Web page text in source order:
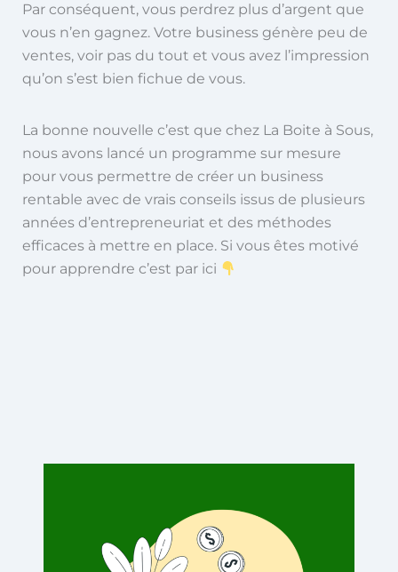
Par conséquent, vous perdrez plus d’argent que
vous n’en gagnez. Votre business génère peu de
ventes, voir pas du tout et vous avez l’impression
qu’on s’est bien fichue de vous.
La bonne nouvelle c’est que chez La Boite à Sous,
nous avons lancé un programme sur mesure
pour vous permettre de créer un business
rentable avec de vrais conseils issus de plusieurs
années d’entrepreneuriat et des méthodes
efficaces à mettre en place. Si vous êtes motivé
pour apprendre c’est par ici